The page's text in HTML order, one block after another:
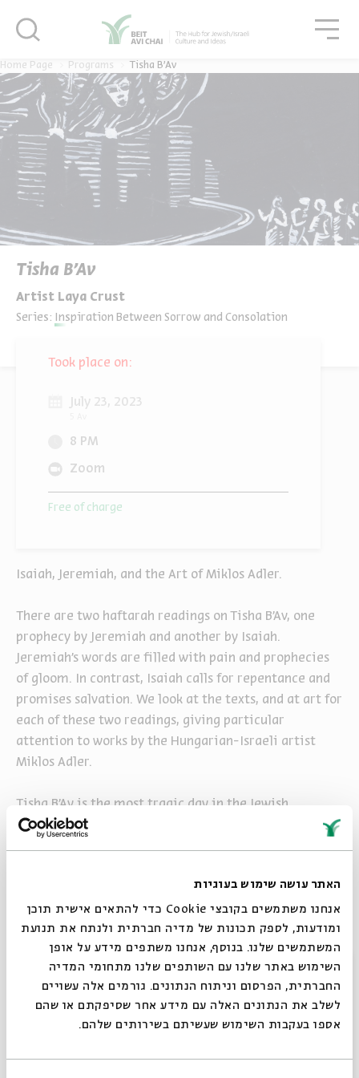
האתר עושה שימוש בעוגיות
אנחנו משתמשים בקובצי Cookie כדי להתאים אישית תוכן
ומודעות, לספק תכונות של מדיה חברתית ולנתח את תנועת
המשתמשים שלנו. בנוסף, אנחנו משתפים מידע על אופן
השימוש באתר שלנו עם השותפים שלנו מתחומי המדיה
החברתית, הפרסום וניתוח הנתונים. גורמים אלה עשויים
לשלב את הנתונים האלה עם מידע אחר שסיפקתם או שהם
אספו בעקבות השימוש שעשיתם בשירותים שלהם.
Home Page Programs Tisha B'Av
Tisha B'Av
Artist Laya Crust
Series: Inspiration Between Sorrow and Consolation
Isaiah, Jeremiah, and the Art of Miklos Adler.
There are two haftarah readings on Tisha B’Av, one
prophecy by Jeremiah and another by Isaiah.
Jeremiah’s words are filled with pain and prophecies
of gloom. In contrast, Isaiah calls for repentance and
promises salvation. We look at the texts, and at art for
each of these two readings, giving particular
attention to works by the Hungarian-Israeli artist
Miklos Adler.
Tisha B’Av is the most tragic day in the Jewish
calendar. There are ten
read during the weeks
haftarahtexts, the prophets’
lives and art of the haftarot .
Share Add to calendar
Took place on:
July 23, 2023
8 PM
Zoom
Free of charge
Other events in the series
סגור